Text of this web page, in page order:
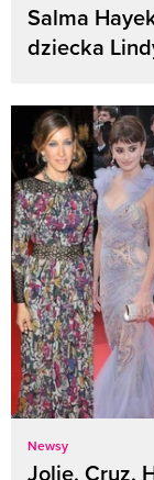
Salma
dziecka
Newsy
Jolie, Cruz,